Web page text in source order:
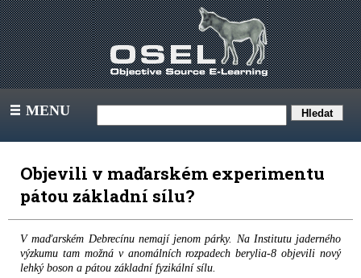
III MENU
Objevili v maďarském experimentu
pátou základní sílu?
V maďarském Debrecínu nemají jenom párky. Na Institutu jaderného
výzkumu tam možná v anomálních rozpadech berylia-8 objevili nový
lehký boson a pátou základní fyzikální sílu.